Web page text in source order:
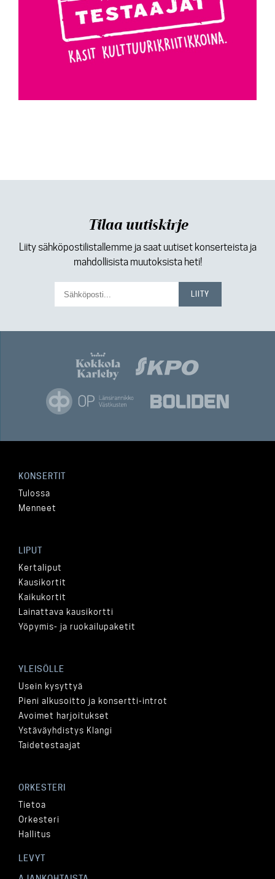
Tilaa uutiskirje
Liity sähköpostilistallemme ja saat uutiset konserteista ja
mahdollisista muutoksista heti!
KONSERTIT
Tulossa
Menneet
LIPUT
Kertaliput
Kausikortit
Kaikukortit
Lainattava kausikortti
Yöpymis- ja ruokailupaketit
YLEISÖLLE
Usein kysyttyä
Pieni alkusoitto ja konsertti-introt
Avoimet harjoitukset
Ystäväyhdistys Klangi
Taidetestaajat
ORKESTERI
Tietoa
Orkesteri
Hallitus
LEVYT